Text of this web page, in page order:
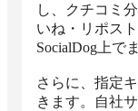
し、クチコミ
いね・リポス
SocialDog上で
さらに、指定
きます。自社